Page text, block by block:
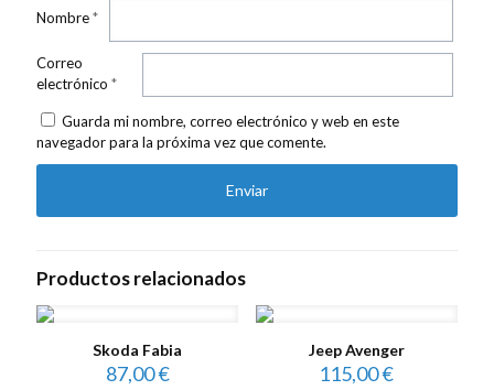
Nombre*
Correo
electrónico *
Guarda mi nombre, correo electrónico y web en este
navegador para la próxima vez que comente.
Productos relacionados
Skoda Fabia
87,00€
Jeep Avenger
115,00€